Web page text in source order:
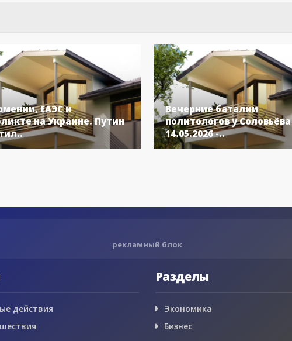
ЕАЭС и
на Украине. Путин
Вечерние баталии
политологов у Соловьёва
14.05.2026 -..
рекламный блок
действия
Разделы
Экономика
Бизнес